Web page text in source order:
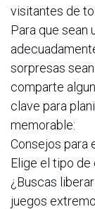
visitantes de
Para que sean
sorpresas
comparte
clave para
memorable:
Consejos para
Elige el tipo
¿Buscas
juegos